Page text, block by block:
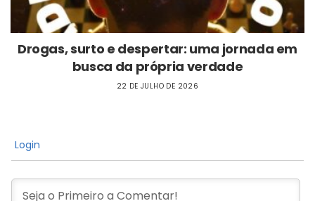
Drogas, surto e despertar: uma jornada em
busca da própria verdade
22 DE JULHO DE 2026
Login